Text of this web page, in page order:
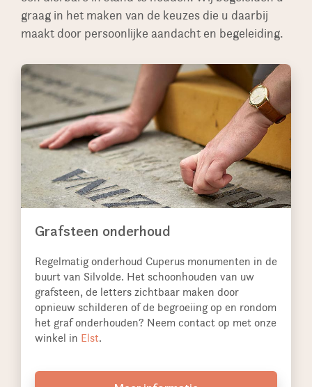
graag in het maken van de keuzes die u daarbij
maakt door persoonlijke aandacht en begeleiding.
Grafsteen onderhoud
Regelmatig onderhoud Cuperus monumenten in de
buurt van Silvolde. Het schoonhouden van uw
grafsteen, de letters zichtbaar maken door
opnieuw schilderen of de begroeiing op en rondom
het graf onderhouden? Neem contact op met onze
winkel in Elst.